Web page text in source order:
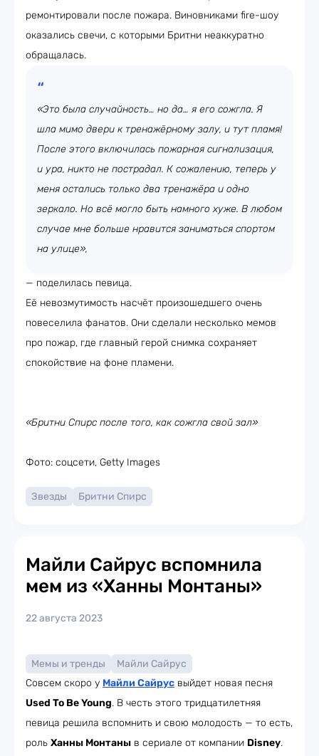
ремонтировали после пожара. Виновниками fire-шоу
оказались свечи, с которыми Бритни неаккуратно
обращалась.
«Это была случайность… но да… я его сожгла. Я
шла мимо двери к тренажёрному залу, и тут пламя!
После этого включилась пожарная сигнализация,
и ура, никто не пострадал. К сожалению, теперь у
меня остались только два тренажёра и одно
зеркало. Но всё могло быть намного хуже. В любом
случае мне больше нравится заниматься спортом
на улице»,
— поделилась певица.
Её невозмутимость насчёт произошедшего очень
повеселила фанатов. Они сделали несколько мемов
про пожар, где главный герой снимка сохраняет
спокойствие на фоне пламени.
«Бритни Спирс после того, как сожгла свой зал»
Фото: соцсети, Getty Images
Звезды Бритни Спирс
Майли Сайрус вспомнила
мем из «Ханны Монтаны»
22 августа 2023
Мемы и тренды
Майли Сайрус
Совсем скоро у Майли Сайрус выйдет новая песня
Used To Be Young. В честь этого тридцатилетняя
певица решила вспомнить и свою молодость — то есть,
роль Ханны Монтаны в сериале от компании Disney.